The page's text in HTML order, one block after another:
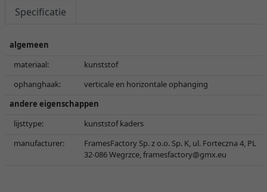
Specificatie
algemeen
materiaal:
kunststof
ophanghaak:
verticale en horizontale ophanging
andere eigenschappen
lijsttype:
kunststof kaders
manufacturer:
FramesFactory Sp. z o.o. Sp. K, ul. Forteczna 4, PL
32-086 Wegrzce,framesfactory@gmx.eu